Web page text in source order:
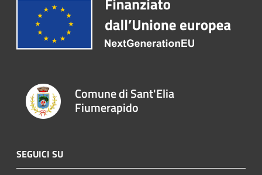
Comune di Sant'Elia
Fiumerapido
SEGUICI SU